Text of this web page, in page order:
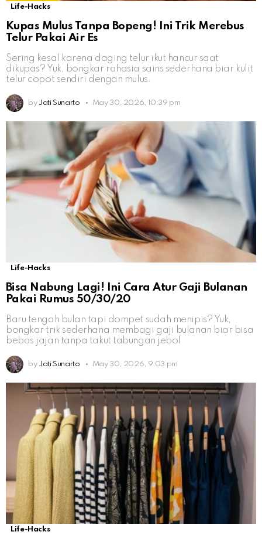
Life-Hacks
Kupas Mulus Tanpa Bopeng! Ini Trik Merebus
Telur Pakai Air Es
Sering kesal karena daging telur ikut hancur saat
dikupas? Yuk, bongkar rahasia sains sederhana biar kulit
telur copot sendiri dengan mulus.
by Jati Sunarto May 30, 2026, 10:39 pm
Life-Hacks
Bisa Nabung Lagi! Ini Cara Atur Gaji Bulanan
Pakai Rumus 50/30/20
Baru tengah bulan tapi dompet sudah menipis? Yuk,
bongkar trik sederhana membagi gaji bulanan biar bisa
bebas jajan tanpa takut tabungan jebol
by Jati Sunarto May 30, 2026, 9:03 pm
Life-Hacks